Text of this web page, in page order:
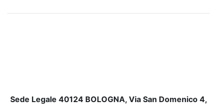
Sede Legale 40124 BOLOGNA, Via San Domenico 4,